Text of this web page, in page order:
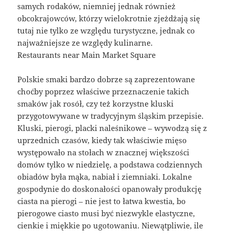
samych rodaków, niemniej jednak również
obcokrajowców, którzy wielokrotnie zjeżdżają się
tutaj nie tylko ze względu turystyczne, jednak co
najważniejsze ze względy kulinarne.
Restaurants near Main Market Square
Polskie smaki bardzo dobrze są zaprezentowane
choćby poprzez właściwe przeznaczenie takich
smaków jak rosół, czy też korzystne kluski
przygotowywane w tradycyjnym śląskim przepisie.
Kluski, pierogi, placki naleśnikowe – wywodzą się z
uprzednich czasów, kiedy tak właściwie mięso
występowało na stołach w znacznej większości
domów tylko w niedzielę, a podstawa codziennych
obiadów była mąka, nabiał i ziemniaki. Lokalne
gospodynie do doskonałości opanowały produkcję
ciasta na pierogi – nie jest to łatwa kwestia, bo
pierogowe ciasto musi być niezwykle elastyczne,
cienkie i miękkie po ugotowaniu. Niewątpliwie, ile